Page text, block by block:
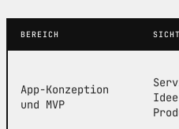
BEREICH
App-Konzeption
und MVP